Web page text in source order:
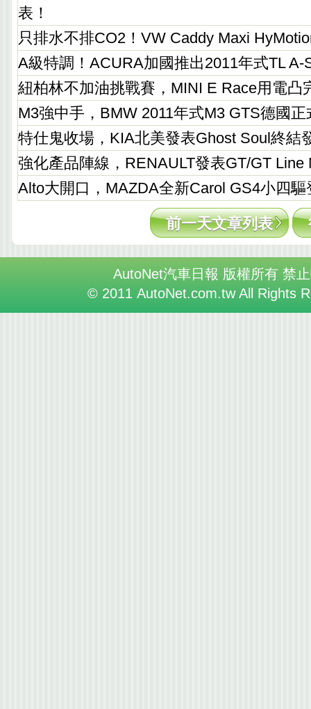
表！
只排水不排CO2！VW Caddy Maxi
A級特調！ACURA加國推出2011年式TL A-
紐柏林不加油挑戰賽，MINI E Race用電凸
M3強中手，BMW 2011年式M3 GTS德國正
特仕鬼收場，KIA北美發表Ghost Soul終結
強化產品陣線，RENAULT發表GT/GT Line
Alto大開口，MAZDA全新Carol GS4小四驅
前一天文章列表
AutoNet汽車日報 版權所有 禁
© 2011 AutoNet.com.tw All Rights